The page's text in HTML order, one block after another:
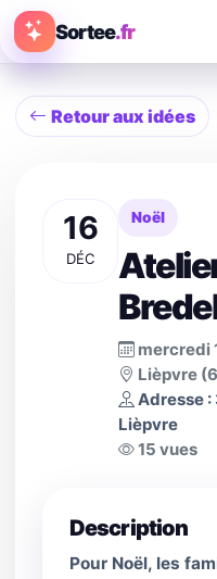
Sortee.fr
Retour aux idées
16
DÉC
Noël
mercredi
Lièpvre
Adresse
Lièpvre
15 vues
Description
Pour Noël, les